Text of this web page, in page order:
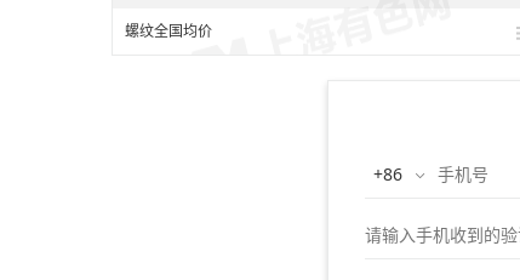
螺纹全国均价